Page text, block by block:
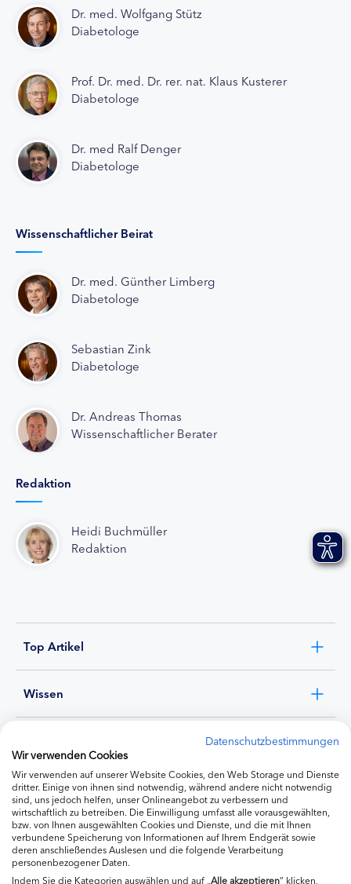
Dr. med. Wolfgang Stütz
Diabetologe
Prof. Dr. med. Dr. rer. nat. Klaus Kusterer
Diabetologe
Dr. med Ralf Denger
Diabetologe
Wissenschaftlicher Beirat
Dr. med. Günther Limberg
Diabetologe
Sebastian Zink
Diabetologe
Dr. Andreas Thomas
Wissenschaftlicher Berater
Redaktion
Heidi Buchmüller
Redaktion
Top Artikel
Wissen
Ernährung
Produkte
Datenschutzbestimmungen
Wir verwenden Cookies
Wir verwenden auf unserer Website Cookies, den Web Storage und Dienste
dritter. Einige von ihnen sind notwendig, während andere nicht notwendig
sind, uns jedoch helfen, unser Onlineangebot zu verbessern und
wirtschaftlich zu betreiben. Die Einwilligung umfasst alle vorausgewählten,
bzw. von Ihnen ausgewählten Cookies und Dienste, und die mit Ihnen
verbundene Speicherung von Informationen auf Ihrem Endgerät sowie
deren anschließendes Auslesen und die folgende Verarbeitung
personenbezogener Daten.
Indem Sie die Kategorien auswählen und auf „ Alle akzeptieren“ klicken,